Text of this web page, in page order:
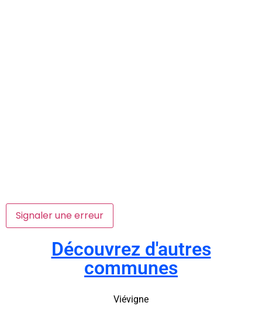
Signaler une erreur
Découvrez d'autres
communes
Viévigne